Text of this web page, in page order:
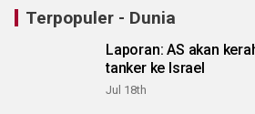
Terpopuler - Dunia
Laporan: AS akan
tanker ke Israel
Jul 18th